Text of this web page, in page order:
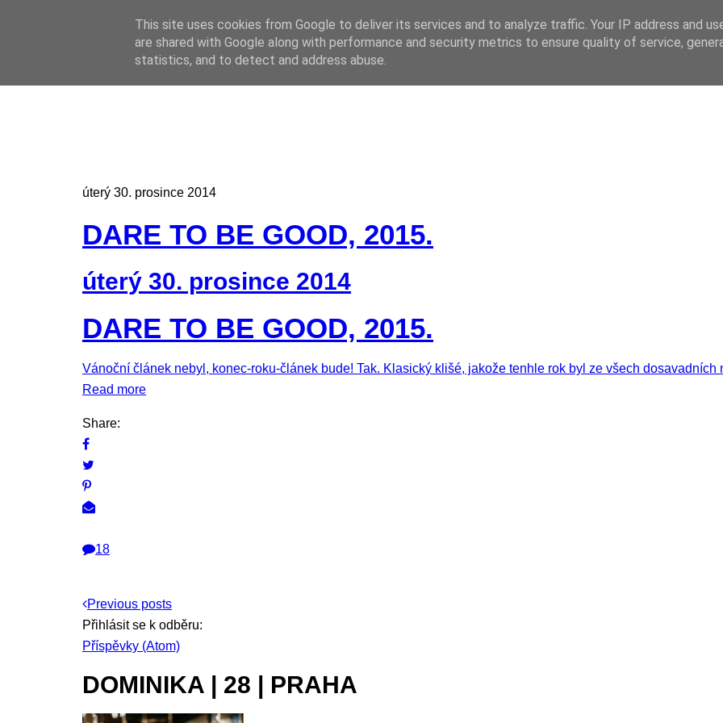
Online casino
Online casino CZ
úterý 30. prosince 2014
DARE TO BE GOOD, 2015.
úterý 30. prosince 2014
DARE TO BE GOOD, 2015.
Vánoční článek nebyl, konec-roku-článek bude! Tak. Klasický klišé, jakože tenhle rok byl ze všech
Read more
Share:
18
Previous posts
Přihlásit se k odběru:
Příspěvky (Atom)
DOMINIKA | 28 | PRAHA
This site uses cookies from Google to deliver its services and to analyze traffic. Your IP address and
are shared with Google along with performance and security metrics to ensure quality of service,
statistics, and to detect and address abuse.